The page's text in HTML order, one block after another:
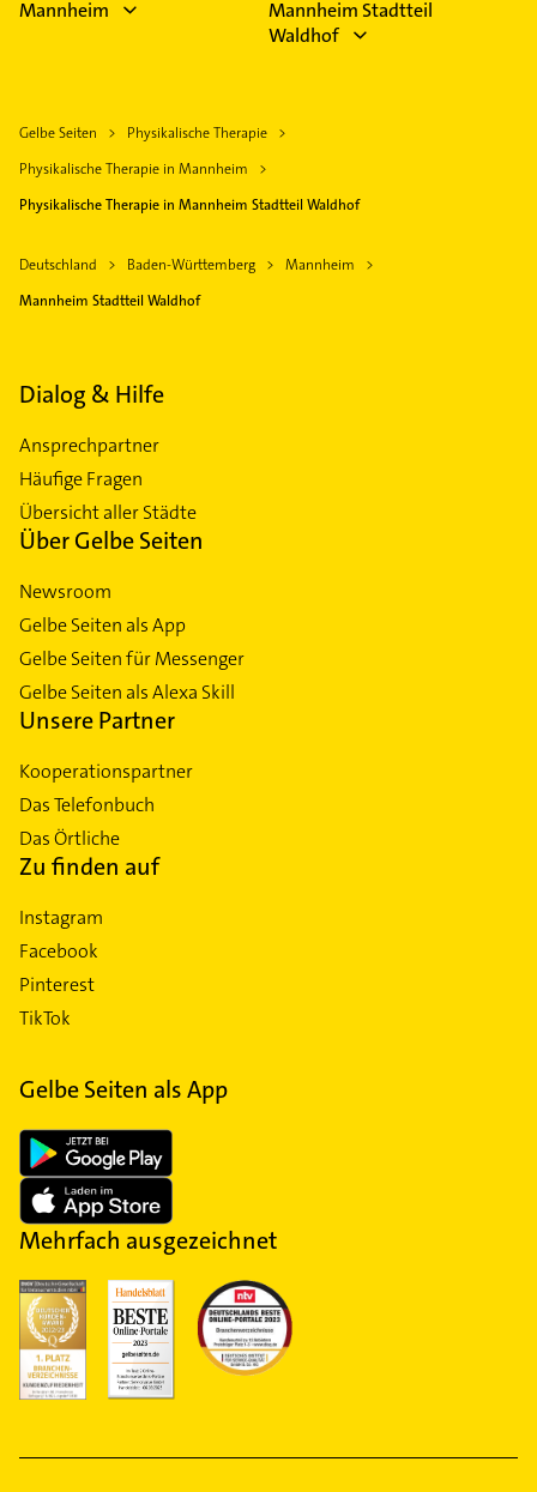
Mannheim
Mannheim Stadtteil
Waldhof
Gelbe Seiten
Physikalische Therapie
Physikalische Therapie in Mannheim
Physikalische Therapie in Mannheim Stadtteil Waldhof
Deutschland Baden-Württemberg
Mannheim
Mannheim Stadtteil Waldhof
Dialog & Hilfe
Ansprechpartner
Häufige Fragen
Übersicht aller Städte
Über Gelbe Seiten
Newsroom
Gelbe Seiten als App
Gelbe Seiten für Messenger
Gelbe Seiten als Alexa Skill
Unsere Partner
Kooperationspartner
Das Telefonbuch
Das Örtliche
Zu finden auf
Instagram
Facebook
Pinterest
TikTok
Gelbe Seiten als App
Mehrfach ausgezeichnet